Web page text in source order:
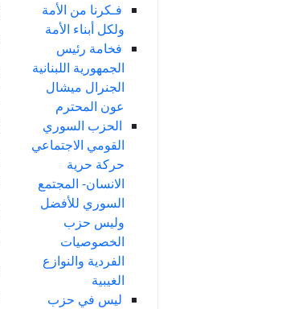
فـكرنا من الأمة
ولكل أبناء الأمة
فخامة رئيس
الجمهورية اللبنانية
الجنرال ميشال
عون المحترم
الحزب السوري
القومي الاجتماعي
حركة حرية
الانسان- المجتمع
السوري للأفضل
وليس حزب
الخصوصيات
الفردية والنوازع
الغيبية
ليس في حزب